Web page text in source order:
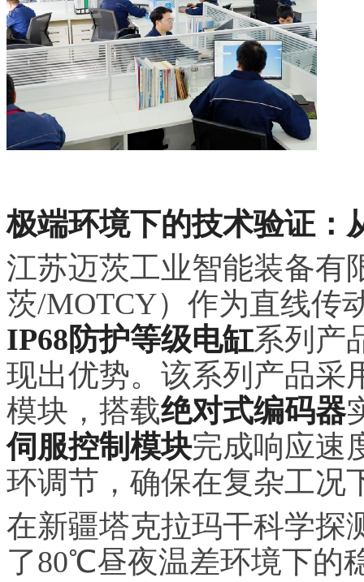
极端环境下的技术验证：
江苏迈茨工业智能装备有
茨/MOTCY）作为直线传
IP68防护等级电缸系列产
现出优势。该系列产品采
模块，搭载绝对式编码器
伺服控制模块完成响应速
环调节，确保在复杂工况
在新疆塔克拉玛干科学探
了80℃昼夜温差环境下的